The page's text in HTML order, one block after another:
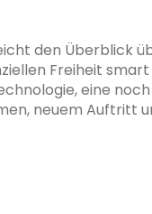
den Überblick
Freiheit
eine
neuem Auftritt